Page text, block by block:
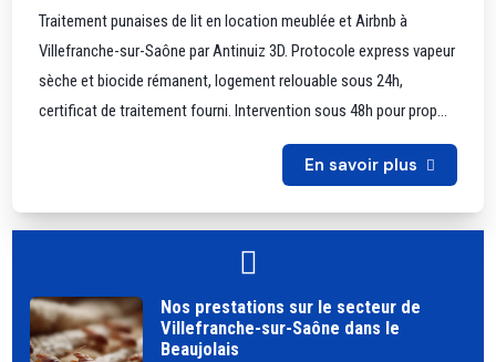
Traitement punaises de lit en location meublée et Airbnb à
Villefranche-sur-Saône par Antinuiz 3D. Protocole express vapeur
sèche et biocide rémanent, logement relouable sous 24h,
certificat de traitement fourni. Intervention sous 48h pour prop...
En savoir plus
Nos prestations sur le secteur de
Villefranche-sur-Saône dans le
Beaujolais